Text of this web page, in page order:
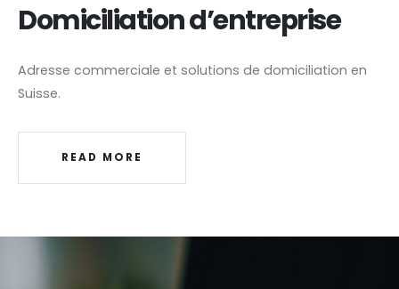
Domiciliation d’entreprise
Adresse commerciale et solutions de domiciliation en
Suisse.
READ MORE